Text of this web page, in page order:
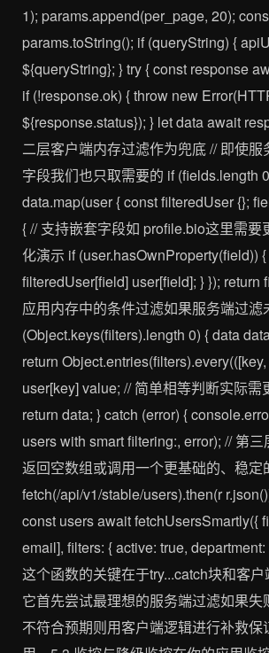
1); params.append(per_page, 20);
params.toString(); if (queryString) {
${queryString}; } try { const response
if (!response.ok) { throw new
${response.status}); } let data await
二层客户端内存过滤作为兜底 // 即使服
字段我们也只取需要的 if (fields.length
data.map(user { const filteredUser {};
{ // 支持嵌套字段如 profile.bio这里需要
化演示 if (user.hasOwnProperty(field)) {
filteredUser[field] user[field]; } }); return
应用内存中的条件过滤如果服务端过滤
(Object.keys(filters).length 0) { data
return
user[key] value; // 简单相等判断实际需
return data; } catch (error) {
users with smart filtering:, error); // 第
返回空数组或调用一个更基础的、稳定
fetch(/api/v1/stable/users).then(r
const users await fetchUsersSmartly({
email], filters: { active: true,
这个函数的关键在于try...catch块和客户
它首先尝试最理想的服务端过滤如果失
不符合预期则用客户端逻辑进行补救保